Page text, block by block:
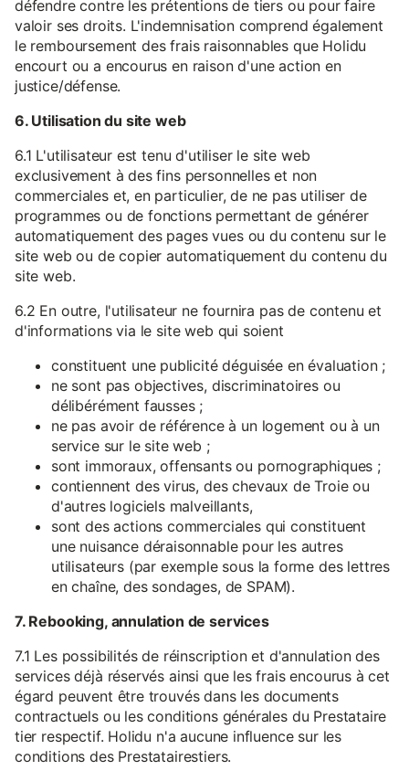
défendre contre les prétentions de tiers ou pour faire
valoir ses droits. L'indemnisation comprend également
le remboursement des frais raisonnables que Holidu
encourt ou a encourus en raison d'une action en
justice/défense.
6. Utilisation du site web
6.1 L'utilisateur est tenu d'utiliser le site web
exclusivement à des fins personnelles et non
commerciales et, en particulier, de ne pas utiliser de
programmes ou de fonctions permettant de générer
automatiquement des pages vues ou du contenu sur le
site web ou de copier automatiquement du contenu du
site web.
6.2 En outre, l'utilisateur ne fournira pas de contenu et
d'informations via le site web qui soient
constituent une publicité déguisée en évaluation ;
ne sont pas objectives, discriminatoires ou
délibérément fausses ;
ne pas avoir de référence à un logement ou à un
service sur le site web ;
sont immoraux, offensants ou pornographiques ;
contiennent des virus, des chevaux de Troie ou
d'autres logiciels malveillants,
sont des actions commerciales qui constituent
une nuisance déraisonnable pour les autres
utilisateurs (par exemple sous la forme des lettres
en chaîne, des sondages, de SPAM).
7. Rebooking, annulation de services
7.1 Les possibilités de réinscription et d'annulation des
services déjà réservés ainsi que les frais encourus à cet
égard peuvent être trouvés dans les documents
contractuels ou les conditions générales du Prestataire
tier respectif. Holidu n'a aucune influence sur les
conditions des Prestatairestiers.